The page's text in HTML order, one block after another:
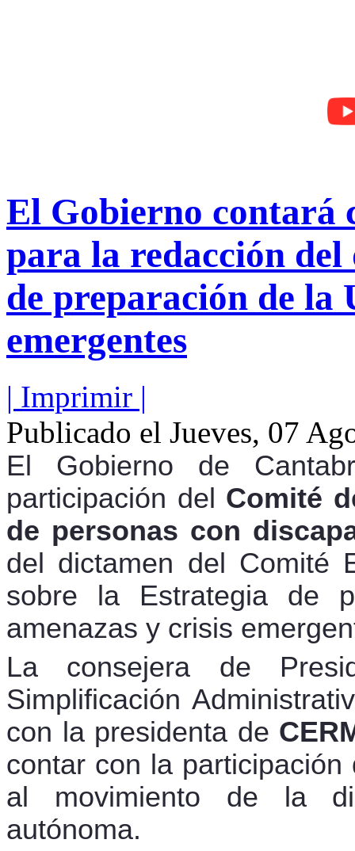
El Gobierno contará
para la redacción del
de preparación de la
emergentes
| Imprimir |
Publicado el Jueves, 07
El Gobierno de
participación del Comité
de personas con
del dictamen del Comité
sobre la Estrategia de
amenazas y crisis
La consejera de
Simplificación
con la presidenta de
contar con la
al movimiento de la
autónoma.